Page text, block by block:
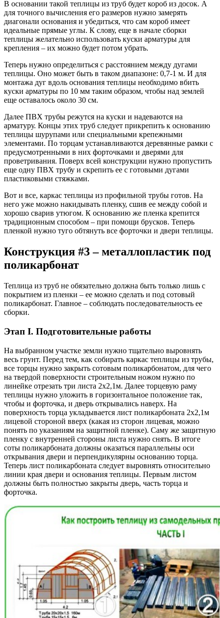
В основании такой теплицы из труб будет короб из досок. А
для точного вычисления его размеров нужно замерять
диагонали основания и убедиться, что сам короб имеет
идеальные прямые углы. К слову, еще в начале сборки
теплицы желательно использовать куски арматуры для
крепления – их можно будет потом убрать.
Теперь нужно определиться с расстоянием между дугами
теплицы. Оно может быть в таком диапазоне: 0,7-1 м. И для
монтажа дуг вдоль основания теплицы необходимо вбить
куски арматуры по 10 мм таким образом, чтобы над землей
еще оставалось около 30 см.
Далее ПВХ трубы режутся на куски и надеваются на
арматуру. Концы этих труб следует прикрепить к основанию
теплицы шурупами или специальными крепежными
элементами. По торцам устанавливаются деревянные рамки с
предусмотренными в них форточками и дверями для
проветривания. Поверх всей конструкции нужно пропустить
еще одну ПВХ трубу и скрепить ее с готовыми дугами
пластиковыми стяжками.
Вот и все, каркас теплицы из профильной трубы готов. На
него уже можно накидывать пленку, сшив ее между собой и
хорошо сварив утюгом. К основанию же пленка крепится
традиционным способом – при помощи брусков. Теперь
пленкой нужно туго обтянуть все форточки и двери теплицы.
Конструкция #3 – металлопластик под
поликарбонат
Теплица из труб не обязательно должна быть только лишь с
покрытием из пленки – ее можно сделать и под сотовый
поликарбонат. Главное – соблюдать последовательность ее
сборки.
Этап I. Подготовительные работы
На выбранном участке земли нужно тщательно выровнять
весь грунт. Перед тем, как собирать каркас теплицы из трубы,
все торцы нужно закрыть сотовым поликарбонатом, для чего
на твердой поверхности строительным ножом нужно по
линейке отрезать три листа 2х2,1м. Далее торцевую раму
теплицы нужно уложить в горизонтальное положение так,
чтобы и форточка, и дверь открывались наверх. На
поверхность торца укладывается лист поликарбоната 2х2,1м
лицевой стороной вверх (какая из сторон лицевая, можно
понять по указаниям на защитной пленке). Саму же защитную
пленку с внутренней стороны листа нужно снять. В итоге
соты поликарбоната должны оказаться параллельны оси
открывания двери и перпендикулярны основанию торца.
Теперь лист поликарбоната следует выровнять относительно
линии края двери и основания теплицы. Первым листом
должны быть полностью закрыты дверь, часть торца и
форточка.